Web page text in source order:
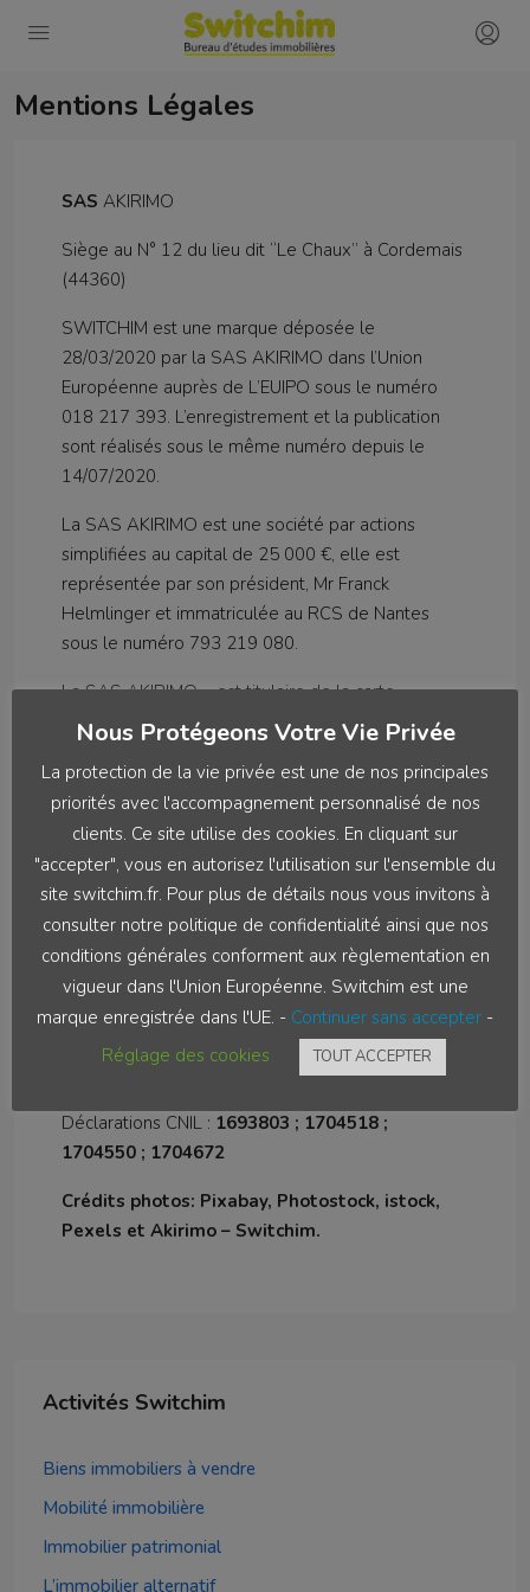
Mentions Légales
SAS AKIRIMO
Siège au N° 12 du lieu dit “Le Chaux” à Cordemais
(44360)
SWITCHIM est une marque déposée le
28/03/2020 par la SAS AKIRIMO dans l’Union
Européenne auprès de L’EUIPO sous le numéro
018 217 393. L’enregistrement et la publication
sont réalisés sous le même numéro depuis le
14/07/2020.
La SAS AKIRIMO est une société par actions
simplifiées au capital de 25 000 €, elle est
représentée par son président, Mr Franck
Helmlinger et immatriculée au RCS de Nantes
sous le numéro 793 219 080.
La SAS AKIRIMO – est titulaire de la carte
professionnelle “Transactions sur Immeubles et
Fonds de Commerce” N° CPI 4401 2018 000 025
583 délivrée par : CCI de Nantes-Saint Nazaire.
AKIRIMO ne perçoit pas d’autres fonds dans le
cadre de son activité d’agence immobilière que
ceux liés à sa rémunération. Assurance
Responsabilité civile professionnelle AXA
N°6344704404.
N° TVA intracommunautaire : FR96 793 219 080
Directeur de publication : Franck Helmlinger
Hébergement du site: OVH Roubaix France
Déclarations CNIL : 1693803 ; 1704518 ;
1704550 ; 1704672
Crédits photos: Pixabay, Photostock, istock,
Pexels et Akirimo – Switchim.
Activités Switchim
Biens immobiliers à vendre
Mobilité immobilière
Immobilier patrimonial
L’immobilier alternatif
Nous Protégeons Votre Vie Privée
La protection de la vie privée est une de nos principales
priorités avec l'accompagnement personnalisé de nos
clients. Ce site utilise des cookies. En cliquant sur
"accepter", vous en autorisez l'utilisation sur l'ensemble du
site switchim.fr. Pour plus de détails nous vous invitons à
consulter notre politique de confidentialité ainsi que nos
conditions générales conforment aux règlementation en
vigueur dans l'Union Européenne. Switchim est une
marque enregistrée dans l'UE. - Continuer sans accepter -
Réglage des cookies
TOUT ACCEPTER